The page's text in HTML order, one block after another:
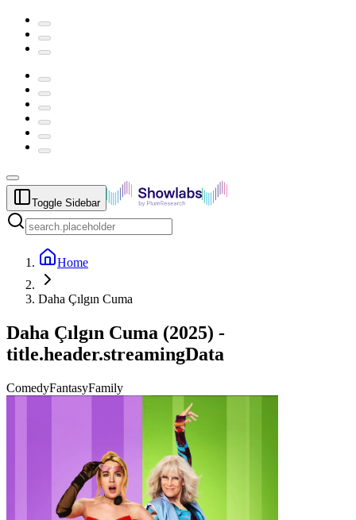
Toggle Sidebar
Home
Daha Çılgın Cuma
Daha Çılgın Cuma (2025) -
title.header.streamingData
ComedyFantasyFamily